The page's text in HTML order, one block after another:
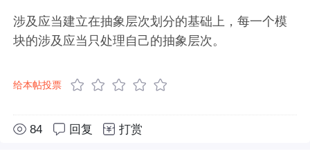
涉及应当建立在抽象层次划分的基础上，每一个模
块的涉及应当只处理自己的抽象层次。
给本帖投票
84 回复 打赏